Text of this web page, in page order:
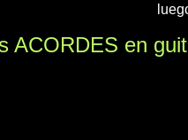
ACORDES en